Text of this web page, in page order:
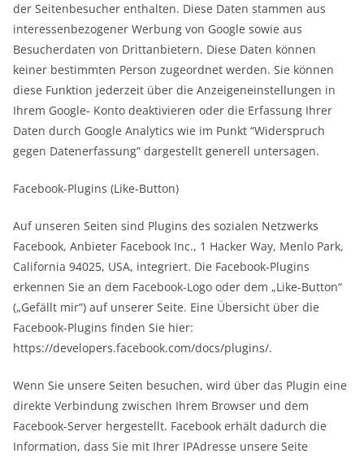
der Seitenbesucher enthalten. Diese Daten stammen aus
interessenbezogener Werbung von Google sowie aus
Besucherdaten von Drittanbietern. Diese Daten können
keiner bestimmten Person zugeordnet werden. Sie können
diese Funktion jederzeit über die Anzeigeneinstellungen in
Ihrem Google- Konto deaktivieren oder die Erfassung Ihrer
Daten durch Google Analytics wie im Punkt “Widerspruch
gegen Datenerfassung” dargestellt generell untersagen.
Facebook-Plugins (Like-Button)
Auf unseren Seiten sind Plugins des sozialen Netzwerks
Facebook, Anbieter Facebook Inc., 1 Hacker Way, Menlo Park,
California 94025, USA, integriert. Die Facebook-Plugins
erkennen Sie an dem Facebook-Logo oder dem „Like-Button“
(„Gefällt mir“) auf unserer Seite. Eine Übersicht über die
Facebook-Plugins finden Sie hier:
https://developers.facebook.com/docs/plugins/.
Wenn Sie unsere Seiten besuchen, wird über das Plugin eine
direkte Verbindung zwischen Ihrem Browser und dem
Facebook-Server hergestellt. Facebook erhält dadurch die
Information, dass Sie mit Ihrer IPAdresse unsere Seite